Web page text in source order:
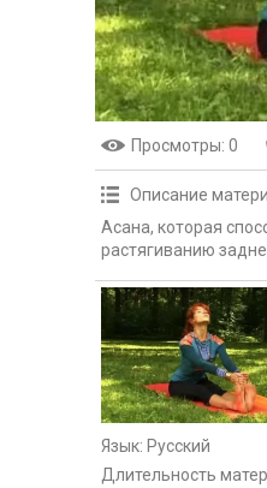
Просмотры: 0
Описание
Асана, которая
растягиванию
Язык: Русский
Длительность